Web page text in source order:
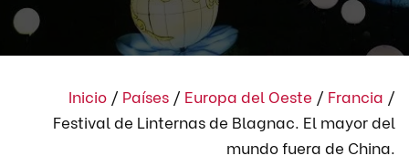
Inicio / Países / Europa del Oeste / Francia /
Festival de Linternas de Blagnac. El mayor del
mundo fuera de China.